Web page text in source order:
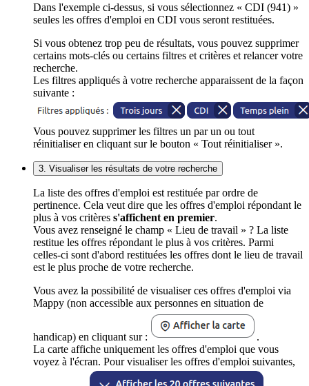
Dans l'exemple ci-dessus, si vous sélectionnez « CDI (941) »
seules les offres d'emploi en CDI vous seront restituées.
Si vous obtenez trop peu de résultats, vous pouvez supprimer
certains mots-clés ou certains filtres et critères et relancer votre
recherche.
Les filtres appliqués à votre recherche apparaissent de la façon
suivante :
Vous pouvez supprimer les filtres un par un ou tout
réinitialiser en cliquant sur le bouton « Tout réinitialiser ».
3. Visualiser les résultats de votre recherche
La liste des offres d'emploi est restituée par ordre de
pertinence. Cela veut dire que les offres d'emploi répondant le
plus à vos critères s'affichent en premier.
Vous avez renseigné le champ « Lieu de travail » ? La liste
restitue les offres répondant le plus à vos critères. Parmi
celles-ci sont d'abord restituées les offres dont le lieu de travail
est le plus proche de votre recherche.
Vous avez la possibilité de visualiser ces offres d'emploi via
Mappy (non accessible aux personnes en situation de
handicap) en cliquant sur :
.
La carte affiche uniquement les offres d'emploi que vous
voyez à l'écran. Pour visualiser les offres d'emploi suivantes,